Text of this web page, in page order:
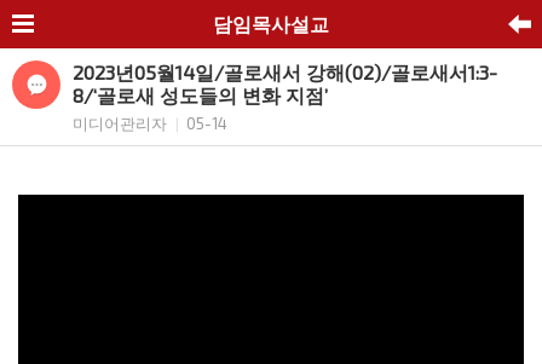
담임목사설교
2023년05월14일/골로새서 강해(02)/골로새서1:3-
8/‘골로새 성도들의 변화 지점’
미디어관리자 05-14